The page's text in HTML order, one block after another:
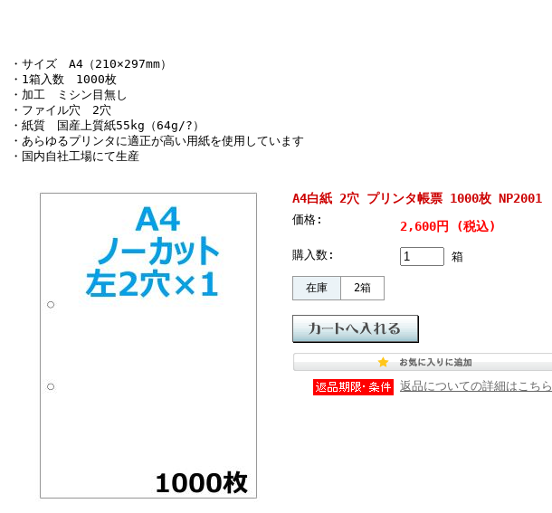
・サイズ A4（210×297mm）
・1箱入数 1000枚
・加工 ミシン目無し
・ファイル穴 2穴
・紙質 国産上質紙55kg（64g/?）
・あらゆるプリンタに適正が高い用紙を使用しています
・国内自社工場にて生産
A4白紙 2穴 プリンタ帳票 1000枚 NP2001
価格: 2,600円 (税込)
購入数: 箱
在庫 2箱
返品についての詳細はこちら